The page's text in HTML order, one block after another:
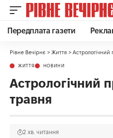
Передплата газети
Рівне Вечірнє > Життя > Астрологічний
ЖИТТЯ НОВИНИ
Астрологічний
травня
2 хв. читання